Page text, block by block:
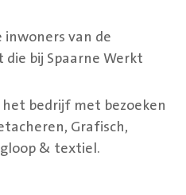
inwoners van de
bij Spaarne Werkt
bedrijf met bezoeken
Grafisch,
& textiel.